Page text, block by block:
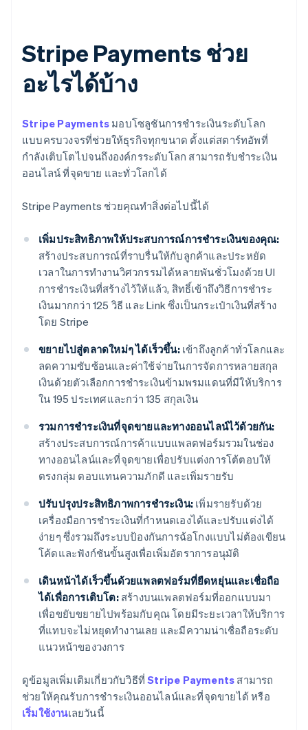
Stripe Payments ช่วย
อะไรได้บ้าง
Stripe Payments มอบโซลูชันการชำระเงินระดับโลก
แบบครบวงจรที่ช่วยให้ธุรกิจทุกขนาด ตั้งแต่สตาร์ทอัพที่
กำลังเติบโตไปจนถึงองค์กรระดับโลก สามารถรับชำระเงิน
ออนไลน์ ที่จุดขาย และทั่วโลกได้
Stripe Payments ช่วยคุณทำสิ่งต่อไปนี้ได้
เพิ่มประสิทธิภาพให้ประสบการณ์การชำระเงินของคุณ:
สร้างประสบการณ์ที่ราบรื่นให้กับลูกค้าและประหยัด
เวลาในการทำงานวิศวกรรมได้หลายพันชั่วโมงด้วย UI
การชำระเงินที่สร้างไว้ให้แล้ว, สิทธิ์เข้าถึงวิธีการชำระ
เงินมากกว่า 125 วิธี และ Link ซึ่งเป็นกระเป๋าเงินที่สร้าง
โดย Stripe
ขยายไปสู่ตลาดใหม่ๆ ได้เร็วขึ้น:เข้าถึงลูกค้าทั่วโลกและ
ลดความซับซ้อนและค่าใช้จ่ายในการจัดการหลายสกุล
เงินด้วยตัวเลือกการชำระเงินข้ามพรมแดนที่มีให้บริการ
ใน 195 ประเทศและกว่า 135 สกุลเงิน
รวมการชำระเงินที่จุดขายและทางออนไลน์ไว้ด้วยกัน:
สร้างประสบการณ์การค้าแบบแพลตฟอร์มรวมในช่อง
ทางออนไลน์และที่จุดขายเพื่อปรับแต่งการโต้ตอบให้
ตรงกลุ่ม ตอบแทนความภักดี และเพิ่มรายรับ
ปรับปรุงประสิทธิภาพการชำระเงิน: เพิ่มรายรับด้วย
เครื่องมือการชำระเงินที่กำหนดเองได้และปรับแต่งได้
ง่ายๆ ซึ่งรวมถึงระบบป้องกันการฉ้อโกงแบบไม่ต้องเขียน
โค้ดและฟังก์ชันขั้นสูงเพื่อเพิ่มอัตราการอนุมัติ
เดินหน้าได้เร็วขึ้นด้วยแพลตฟอร์มที่ยืดหยุ่นและเชื่อถือ
ได้เพื่อการเติบโต:สร้างบนแพลตฟอร์มที่ออกแบบมา
เพื่อขยับขยายไปพร้อมกับคุณ โดยมีระยะเวลาให้บริการ
ที่แทบจะไม่หยุดทำงานเลย และมีความน่าเชื่อถือระดับ
แนวหน้าของวงการ
ดูข้อมูลเพิ่มเติมเกี่ยวกับวิธีที่Stripe Payments สามารถ
ช่วยให้คุณรับการชำระเงินออนไลน์และที่จุดขายได้ หรือ
เริ่มใช้งานเลยวันนี้
กรีซ
English
เขตบริหารพิเศษฮ่องกง ประเทศจีน